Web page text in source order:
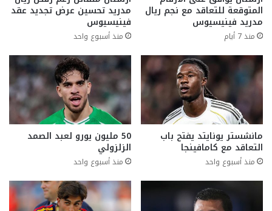
المتوقعة للتعاقد مع نجم ريال
مدريد فينيسيوس
منذ 7 أيام
مدريد تحسين عرض تجديد عقد
فينيسيوس
منذ أسبوع واحد
مانشستر يونايتد يفتح باب
التعاقد مع كامافينجا
منذ أسبوع واحد
50 مليون يورو لعبد الصمد
الزلزولي
منذ أسبوع واحد